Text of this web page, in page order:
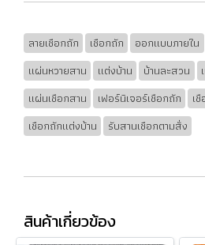
ลายเชือกถัก เชือกถัก ออกแบบภายใน
แผ่นหวายสาน
แต่งบ้าน บ้านละสวน
แผ่นเชือกสาน
เฟอร์นิเจอร์เชือกถัก
เ
เชือกถักแต่งบ้าน
รับสานเชือกตามสั่ง
สินค้าเกี่ยวข้อง